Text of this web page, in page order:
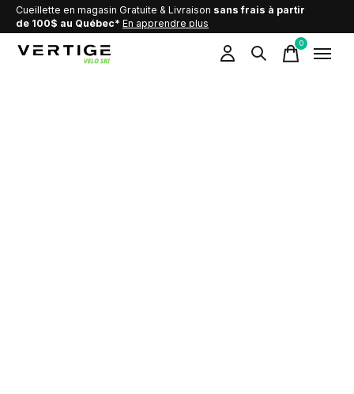
Cueillette en magasin Gratuite & Livraison sans frais à partir
de 100$ au Québec* En apprendre plus
0items